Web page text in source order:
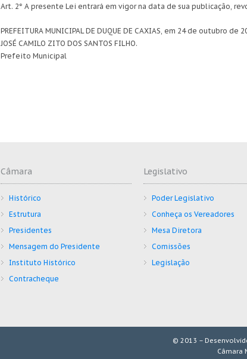
Art. 2° A presente Lei entrará em vigor na data de sua publicação,
PREFEITURA MUNICIPAL DE DUQUE DE CAXIAS, em 24 de outubro de
JOSÉ CAMILO ZITO DOS SANTOS FILHO.
Prefeito Municipal
Câmara
Histórico
Estrutura
Presidentes
Mensagem do Presidente
Instituto Histórico
Contracheque
Legislativo
Poder Legislativo
Conheça os Vereadores
Mesa Diretora
Comissões
Legislação
© 2013 –
Câmara